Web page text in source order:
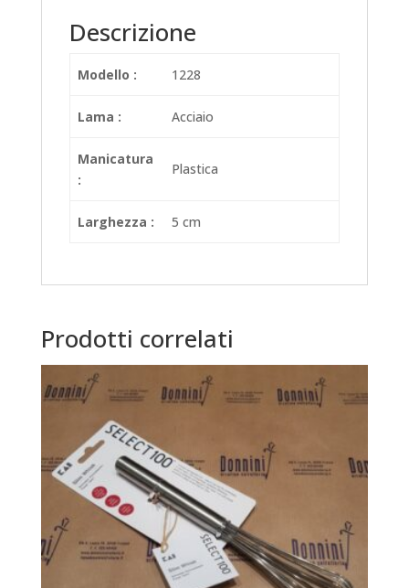
Descrizione
Modello : 1228
Lama : Acciaio
Manicatura
:
Plastica
Larghezza : 5 cm
Prodotti correlati